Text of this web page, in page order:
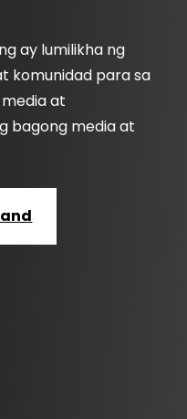
ay lumilikha ng
komunidad para sa
at
bagong media at